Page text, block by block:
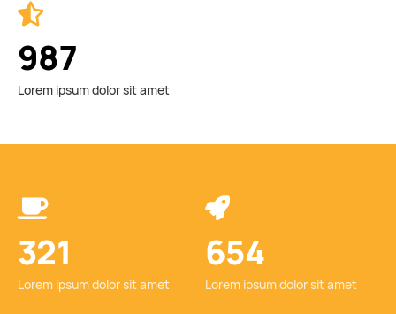
987
Lorem ipsum dolor sit amet
321
Lorem ipsum dolor sit amet
654
Lorem ipsum dolor sit amet